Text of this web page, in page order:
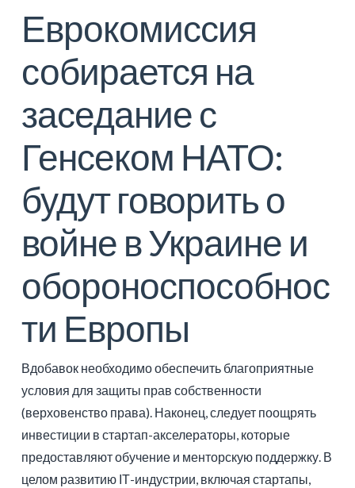
Еврокомиссия
собирается на
заседание с
Генсеком НАТО:
будут говорить о
войне в Украине и
обороноспособнос
ти Европы
Вдобавок необходимо обеспечить благоприятные
условия для защиты прав собственности
(верховенство права). Наконец, следует поощрять
инвестиции в стартап-акселераторы, которые
предоставляют обучение и менторскую поддержку. В
целом развитию ІТ-индустрии, включая стартапы,